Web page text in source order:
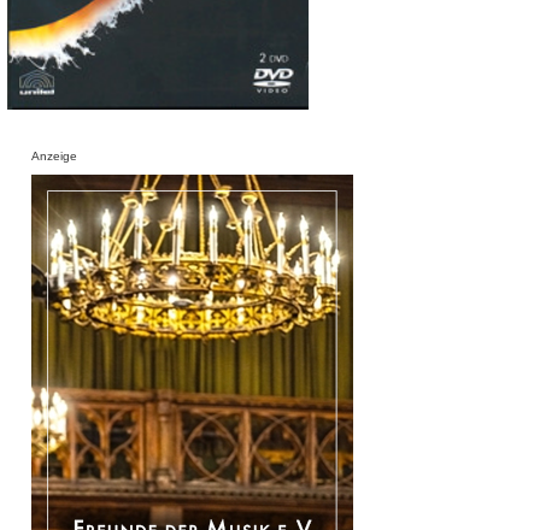
Anzeige